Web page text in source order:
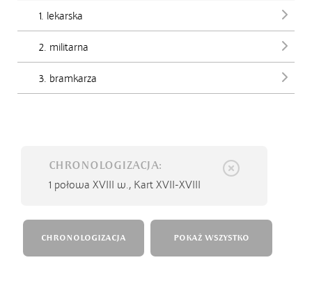
1. lekarska
2. militarna
3. bramkarza
CHRONOLOGIZACJA:
1 połowa XVIII w., Kart XVII-XVIII
CHRONOLOGIZACJA POKAŻ WSZYSTKO